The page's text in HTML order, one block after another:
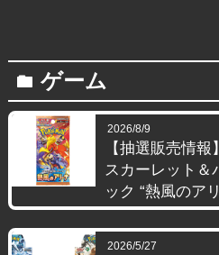
folder ゲーム
2026/8/9
【抽選販売情
スカーレット＆
ック “熱風のア
2026/5/27